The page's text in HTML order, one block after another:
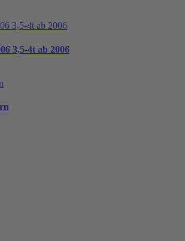
3,5-4t ab 2006